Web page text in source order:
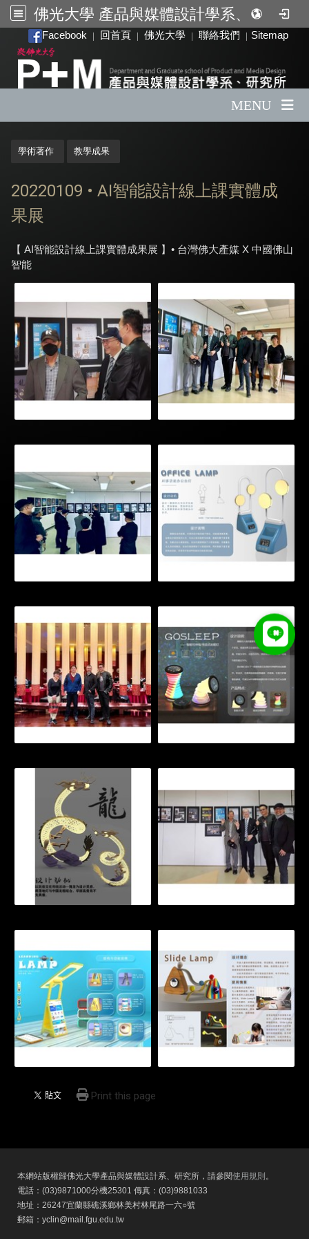
佛光大學 產品與媒體設計學系、研究所
Facebook 回首頁 佛光大學 聯絡我們 Sitemap
MENU
學術著作 教學成果
20220109 • AI智能設計線上課實體成
果展
【 AI智能設計線上課實體成果展 】• 台灣佛大產媒 X 中國佛山
智能
Print this page
本網站版權歸佛光大學產品與媒體設計系、研究所，請參閱使用規則 。
電話：(03)9871000分機25301 傳真：(03)9881033
地址：26247宜蘭縣礁溪鄉林美村林尾路一六○號
郵箱：yclin@mail.fgu.edu.tw